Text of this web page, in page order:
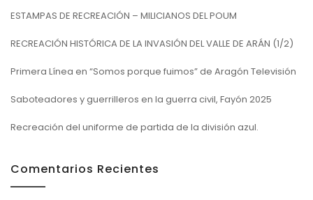
ESTAMPAS DE RECREACIÓN – MILICIANOS DEL POUM
RECREACIÓN HISTÓRICA DE LA INVASIÓN DEL VALLE DE ARÁN (1/2)
Primera Línea en “Somos porque fuimos” de Aragón Televisión
Saboteadores y guerrilleros en la guerra civil, Fayón 2025
Recreación del uniforme de partida de la división azul.
Comentarios Recientes